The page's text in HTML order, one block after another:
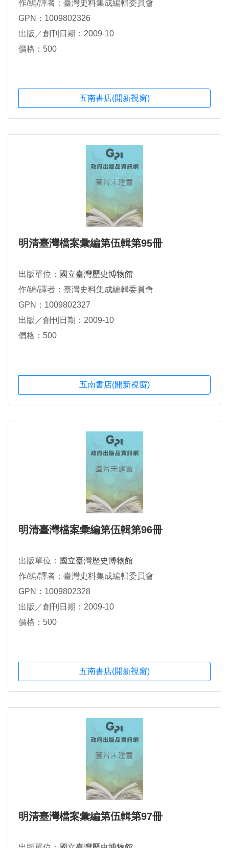
作/編/譯者：臺灣史料集成編輯委員會
GPN：1009802326
出版／創刊日期：2009-10
價格：500
五南書店(開新視窗)
明清臺灣檔案彙編第伍輯第95冊
出版單位： 國立臺灣歷史博物館
作/編/譯者：臺灣史料集成編輯委員會
GPN：1009802327
出版／創刊日期：2009-10
價格：500
五南書店(開新視窗)
明清臺灣檔案彙編第伍輯第96冊
出版單位： 國立臺灣歷史博物館
作/編/譯者：臺灣史料集成編輯委員會
GPN：1009802328
出版／創刊日期：2009-10
價格：500
五南書店(開新視窗)
明清臺灣檔案彙編第伍輯第97冊